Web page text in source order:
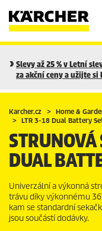
Nákupní košík
Seznam oblíbených
Slevy až 25 % v Letní
za akční ceny a užijte si
Karcher.cz Home &
LTR 3-18 Dual Battery
DUAL
Univerzální a výkonná
trávu díky výkonnému
kam se standardní
jsou součástí dodávky.